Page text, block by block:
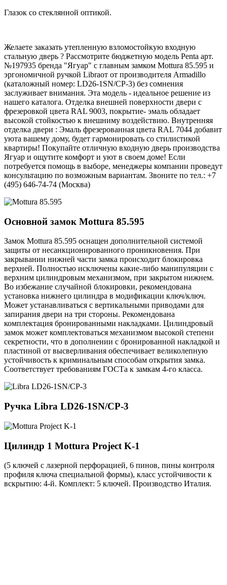
Глазок со стеклянной оптикой.
Желаете заказать утепленную взломостойкую входную
стальную дверь ? Рассмотрите бюджетную модель Penta арт.
№197935 бренда "Ягуар" с главным замком Mottura 85.595 и
эргономичной ручкой Libraот от производителя Armadillo
(каталожный номер: LD26-1SN/CP-3) без сомнения
заслуживает внимания. Эта модель - идеальное решение из
нашего каталога. Отделка внешней поверхности двери с
фрезеровкой цвета RAL 9003, покрытие- эмаль обладает
высокой стойкостью к внешниму воздействию. Внутренняя
отделка двери : Эмаль фрезерованная цвета RAL 7044 добавит
уюта вашему дому, будет гармонировать со стилистикой
квартиры! Покупайте отличную входную дверь производства
Ягуар и ощутите комфорт и уют в своем доме! Если
потребуется помощь в выборе, менеджеры компании проведут
консультацию по возможным вариантам. Звоните по тел.: +7
(495) 646-74-74 (Москва)
Основной замок Mottura 85.595
Замок Mottura 85.595 оснащен дополнительной системой
защиты от несанкционированного проникновения. При
закрывании нижней части замка происходит блокировка
верхней. Полностью исключены какие-либо манипуляции с
верхним цилиндровым механизмом, при закрытом нижнем.
Во избежание случайной блокировки, рекомендована
установка нижнего цилиндра в модификации ключ/ключ.
Может устанавливаться с вертикальными приводами для
запирания двери на три стороны. Рекомендована
комплектация бронированными накладками. Цилиндровый
замок может комплектоваться механизмом высокой степени
секретности, что в дополнении с бронированной накладкой и
пластиной от высверливания обеспечивает великолепную
устойчивость к криминальным способам открытия замка.
Соответствует требованиям ГОСТа к замкам 4-го класса.
Ручка Libra LD26-1SN/CP-3
Цилиндр 1 Mottura Project K-1
(5 ключей с лазерной перфорацией, 6 пинов, пины контроля
профиля ключа специальной формы), класс устойчивости к
вскрытию: 4-й. Комплект: 5 ключей. Производство Италия.